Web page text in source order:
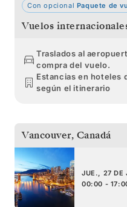
Con opcional Paquete de
Vuelos
Traslados al
compra del vuelo.
Estancias en hoteles
según el itinerario
Vancouver, Canadá
JUE., 27 DE
00:00 -